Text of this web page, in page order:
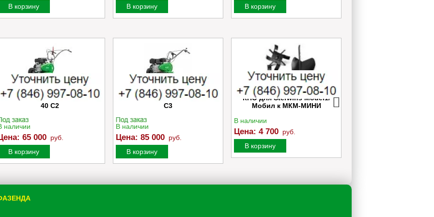
В корзину
В корзину
В корзину
Культиватор Caiman MOKKO
40 C2
наличии
65 000 руб.
В корзину
Культиватор Caiman TRIO 70
C3
В наличии
Цена: 85 000 руб.
В корзину
КНО для Sterwins Model1/
Мобил к МКМ-МИНИ
В наличии
Цена: 4 700 руб.
В корзину